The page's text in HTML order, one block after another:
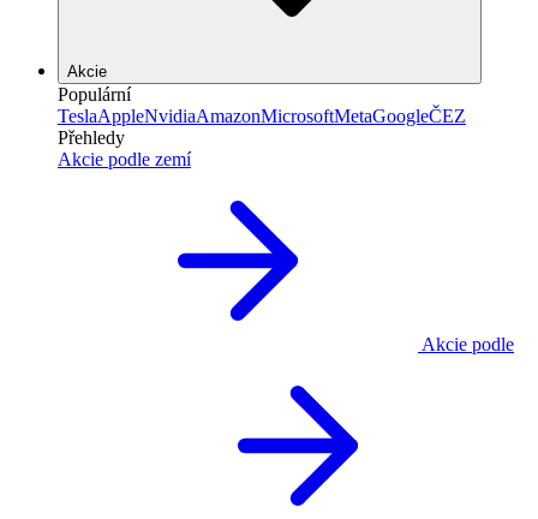
Akcie
Populární
TeslaAppleNvidiaAmazonMicrosoftMetaGoogleČEZ
Přehledy
Akcie podle zemí
Akcie podle